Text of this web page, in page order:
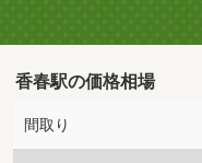
香春駅の価格相場
間取り